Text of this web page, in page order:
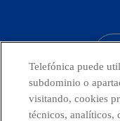
Telefónica en redes
Telefónica puede
subdominio o
visitando, cookies
técnicos, analíticos,